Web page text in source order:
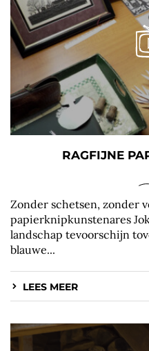
RAGFIJNE
Zonder schetsen, zonder
papierknipkunstenares
landschap tevoorschijn
blauwe...
LEES MEER